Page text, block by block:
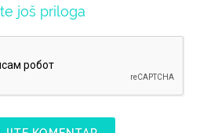
još priloga